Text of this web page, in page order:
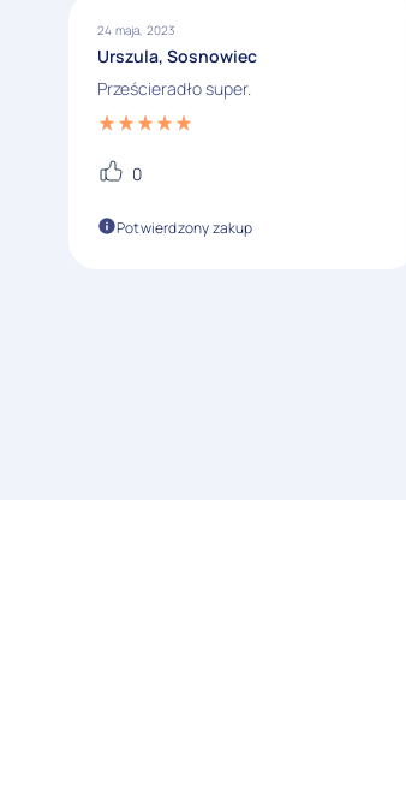
24 maja, 2023
Urszula, Sosnowiec
Prześcieradło super.
0
Potwierdzony zakup